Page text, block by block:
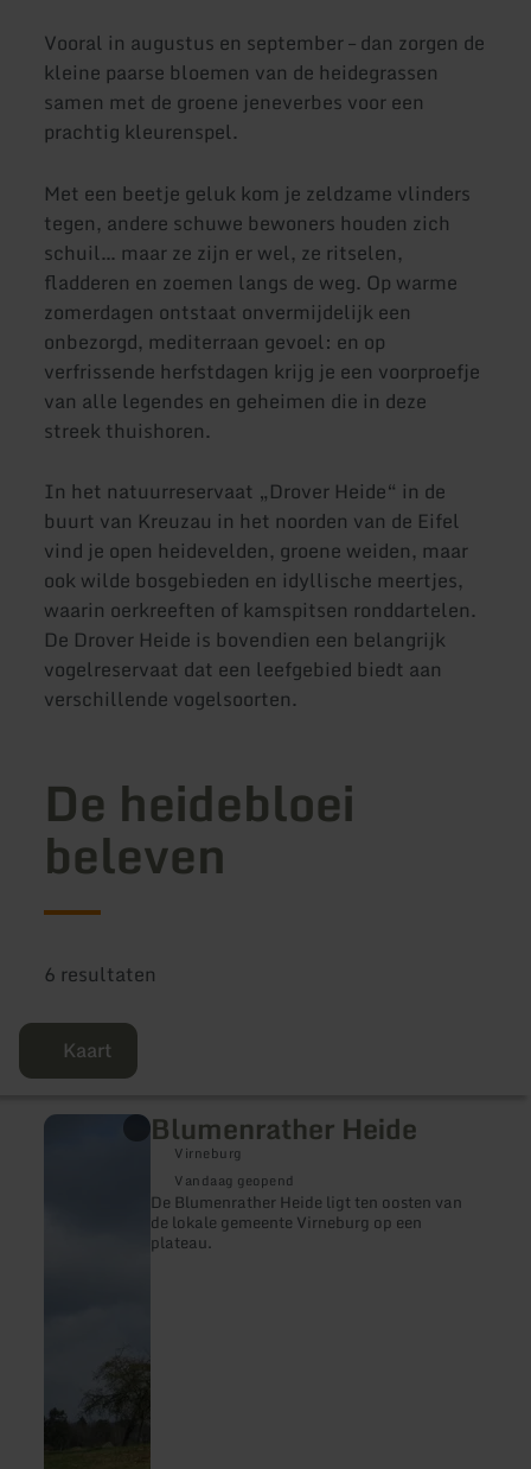
Vooral in augustus en september – dan zorgen de
kleine paarse bloemen van de heidegrassen
samen met de groene jeneverbes voor een
prachtig kleurenspel.
Met een beetje geluk kom je zeldzame vlinders
tegen, andere schuwe bewoners houden zich
schuil… maar ze zijn er wel, ze ritselen,
fladderen en zoemen langs de weg. Op warme
zomerdagen ontstaat onvermijdelijk een
onbezorgd, mediterraan gevoel: en op
verfrissende herfstdagen krijg je een voorproefje
van alle legendes en geheimen die in deze
streek thuishoren.
In het natuurreservaat „Drover Heide“ in de
buurt van Kreuzau in het noorden van de Eifel
vind je open heidevelden, groene weiden, maar
ook wilde bosgebieden en idyllische meertjes,
waarin oerkreeften of kamspitsen ronddartelen.
De Drover Heide is bovendien een belangrijk
vogelreservaat dat een leefgebied biedt aan
verschillende vogelsoorten.
De heidebloei
beleven
6 resultaten
Kaart
Blumenrather Heide
Virneburg
Vandaag geopend
De Blumenrather Heide ligt ten oosten van
de lokale gemeente Virneburg op een
plateau.
meer